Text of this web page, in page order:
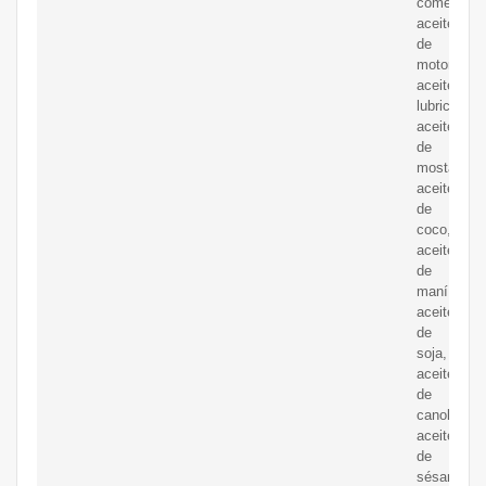
aceite
de
motor,
aceite
lubricante,
aceite
de
mostaza,
aceite
de
coco,
aceite
de
maní,
aceite
de
soja,
aceite
de
canola,
aceite
de
sésamo,